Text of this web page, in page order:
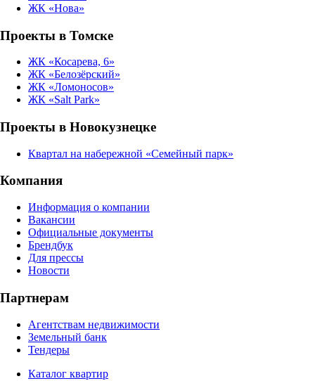
ЖК «Нова»
Проекты в Томске
ЖК «Косарева, 6»
ЖК «Белозёрский»
ЖК «Ломоносов»
ЖК «Salt Park»
Проекты в Новокузнецке
Квартал на набережной «Семейный парк»
Компания
Информация о компании
Вакансии
Официальные документы
Брендбук
Для прессы
Новости
Партнерам
Агентствам недвижимости
Земельный банк
Тендеры
Каталог квартир